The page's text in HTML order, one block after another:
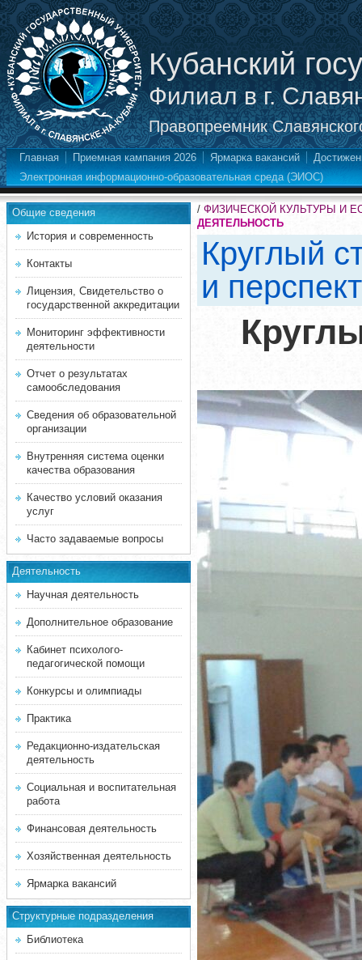
Кубанский
Филиал в г.
Правопреемник
Главная Приемная кампания 2026 Ярмарка вакансий
Электронная информационно-образовательная среда (ЭИОС)
Общие сведения
История и современность
Контакты
Лицензия, Свидетельство о
государственной аккредитации
Мониторинг эффективности
деятельности
Отчет о результатах
самообследования
Сведения об образовательной
организации
Внутренняя система оценки
качества образования
Качество условий оказания
услуг
Часто задаваемые вопросы
Деятельность
Научная деятельность
Дополнительное образование
Кабинет психолого-
педагогической помощи
Конкурсы и олимпиады
Практика
Редакционно-издательская
деятельность
Социальная и воспитательная
работа
Финансовая деятельность
Хозяйственная деятельность
Ярмарка вакансий
Структурные подразделения
Библиотека
/ ФИЗИЧЕСКОЙ КУЛЬТУРЫ И
ДЕЯТЕЛЬНОСТЬ
Круглый
и